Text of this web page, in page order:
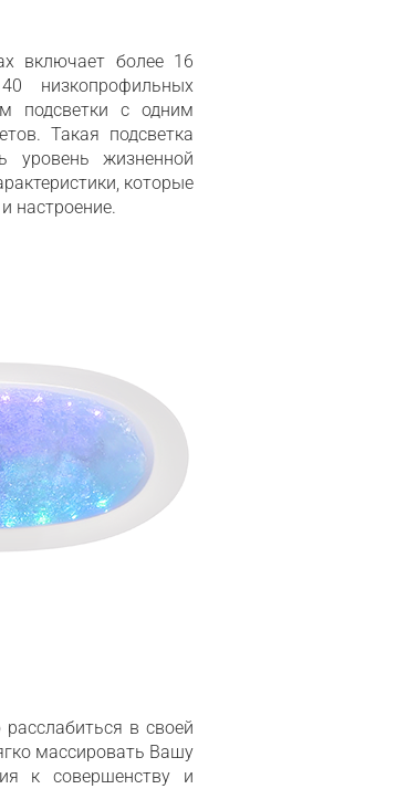
включает более 16
низкопрофильных
подсветки с одним
Такая подсветка
уровень жизненной
которые
настроение.
в своей
массировать Вашу
к совершенству и